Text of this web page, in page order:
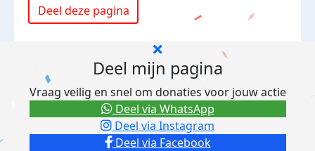
Deel deze pagina
Deel mijn pagina
Vraag veilig en snel om donaties voor jouw actie
Deel via Facebook
Deel via Instagram
Deel via WhatsApp